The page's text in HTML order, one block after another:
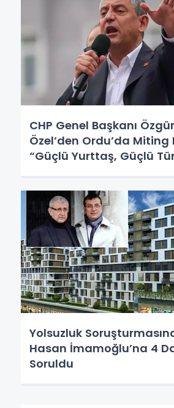
CHP Genel Başkanı Özgür
Özel’den Ordu’da Miting
“Güçlü Yurttaş, Güçlü
Yolsuzluk
Hasan İmamoğlu’na 4
Soruldu